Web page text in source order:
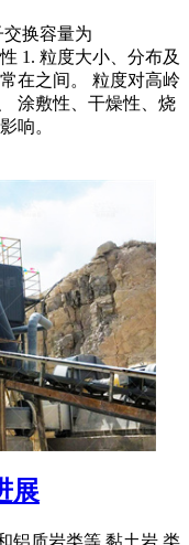
换容量为
1. 粒度大小、分布及
在之间。 粒度对高岭
涂敷性、干燥性、烧
响。
展